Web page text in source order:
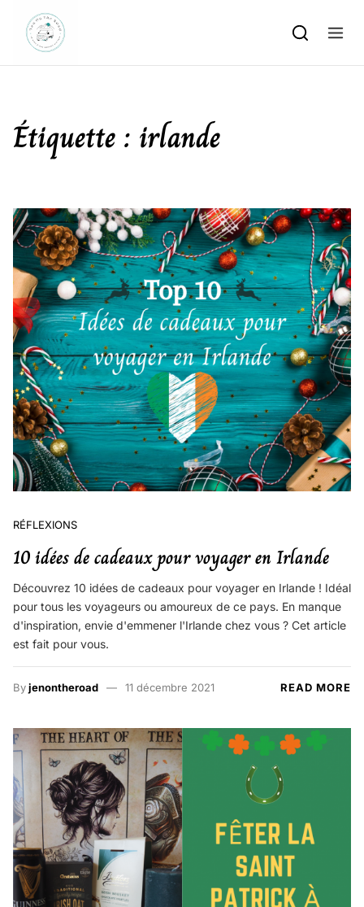
Skip to content
Étiquette : irlande
RÉFLEXIONS
10 idées de cadeaux pour voyager en Irlande
Découvrez 10 idées de cadeaux pour voyager en Irlande ! Idéal
pour tous les voyageurs ou amoureux de ce pays. En manque
d'inspiration, envie d'emmener l'Irlande chez vous ? Cet article
est fait pour vous.
Byjenontheroad 11 décembre 2021 READ MORE